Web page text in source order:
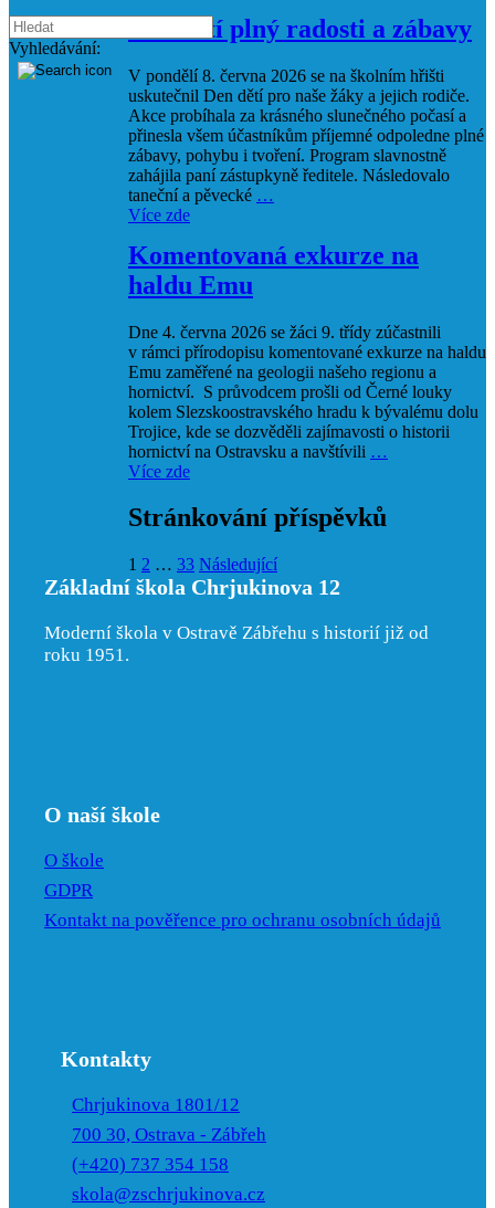
Den dětí plný radosti a zábavy
V pondělí 8. června 2026 se na školním hřišti
uskutečnil Den dětí pro naše žáky a jejich rodiče.
Akce probíhala za krásného slunečného počasí a
přinesla všem účastníkům příjemné odpoledne plné
zábavy, pohybu i tvoření. Program slavnostně
zahájila paní zástupkyně ředitele. Následovalo
taneční a pěvecké …
Více zde
Komentovaná exkurze na
haldu Emu
Dne 4. června 2026 se žáci 9. třídy zúčastnili
v rámci přírodopisu komentované exkurze na haldu
Emu zaměřené na geologii našeho regionu a
hornictví. S průvodcem prošli od Černé louky
kolem Slezskoostravského hradu k bývalému dolu
Trojice, kde se dozvěděli zajímavosti o historii
hornictví na Ostravsku a navštívili …
Více zde
Stránkování příspěvků
1 2 … 33 Následující
Vyhledávání:
Základní škola Chrjukinova 12
Moderní škola v Ostravě Zábřehu s historií již od
roku 1951.
O naší škole
O škole
GDPR
Kontakt na pověřence pro ochranu osobních údajů
Kontakty
Chrjukinova 1801/12
700 30, Ostrava - Zábřeh
(+420) 737 354 158
skola@zschrjukinova.cz